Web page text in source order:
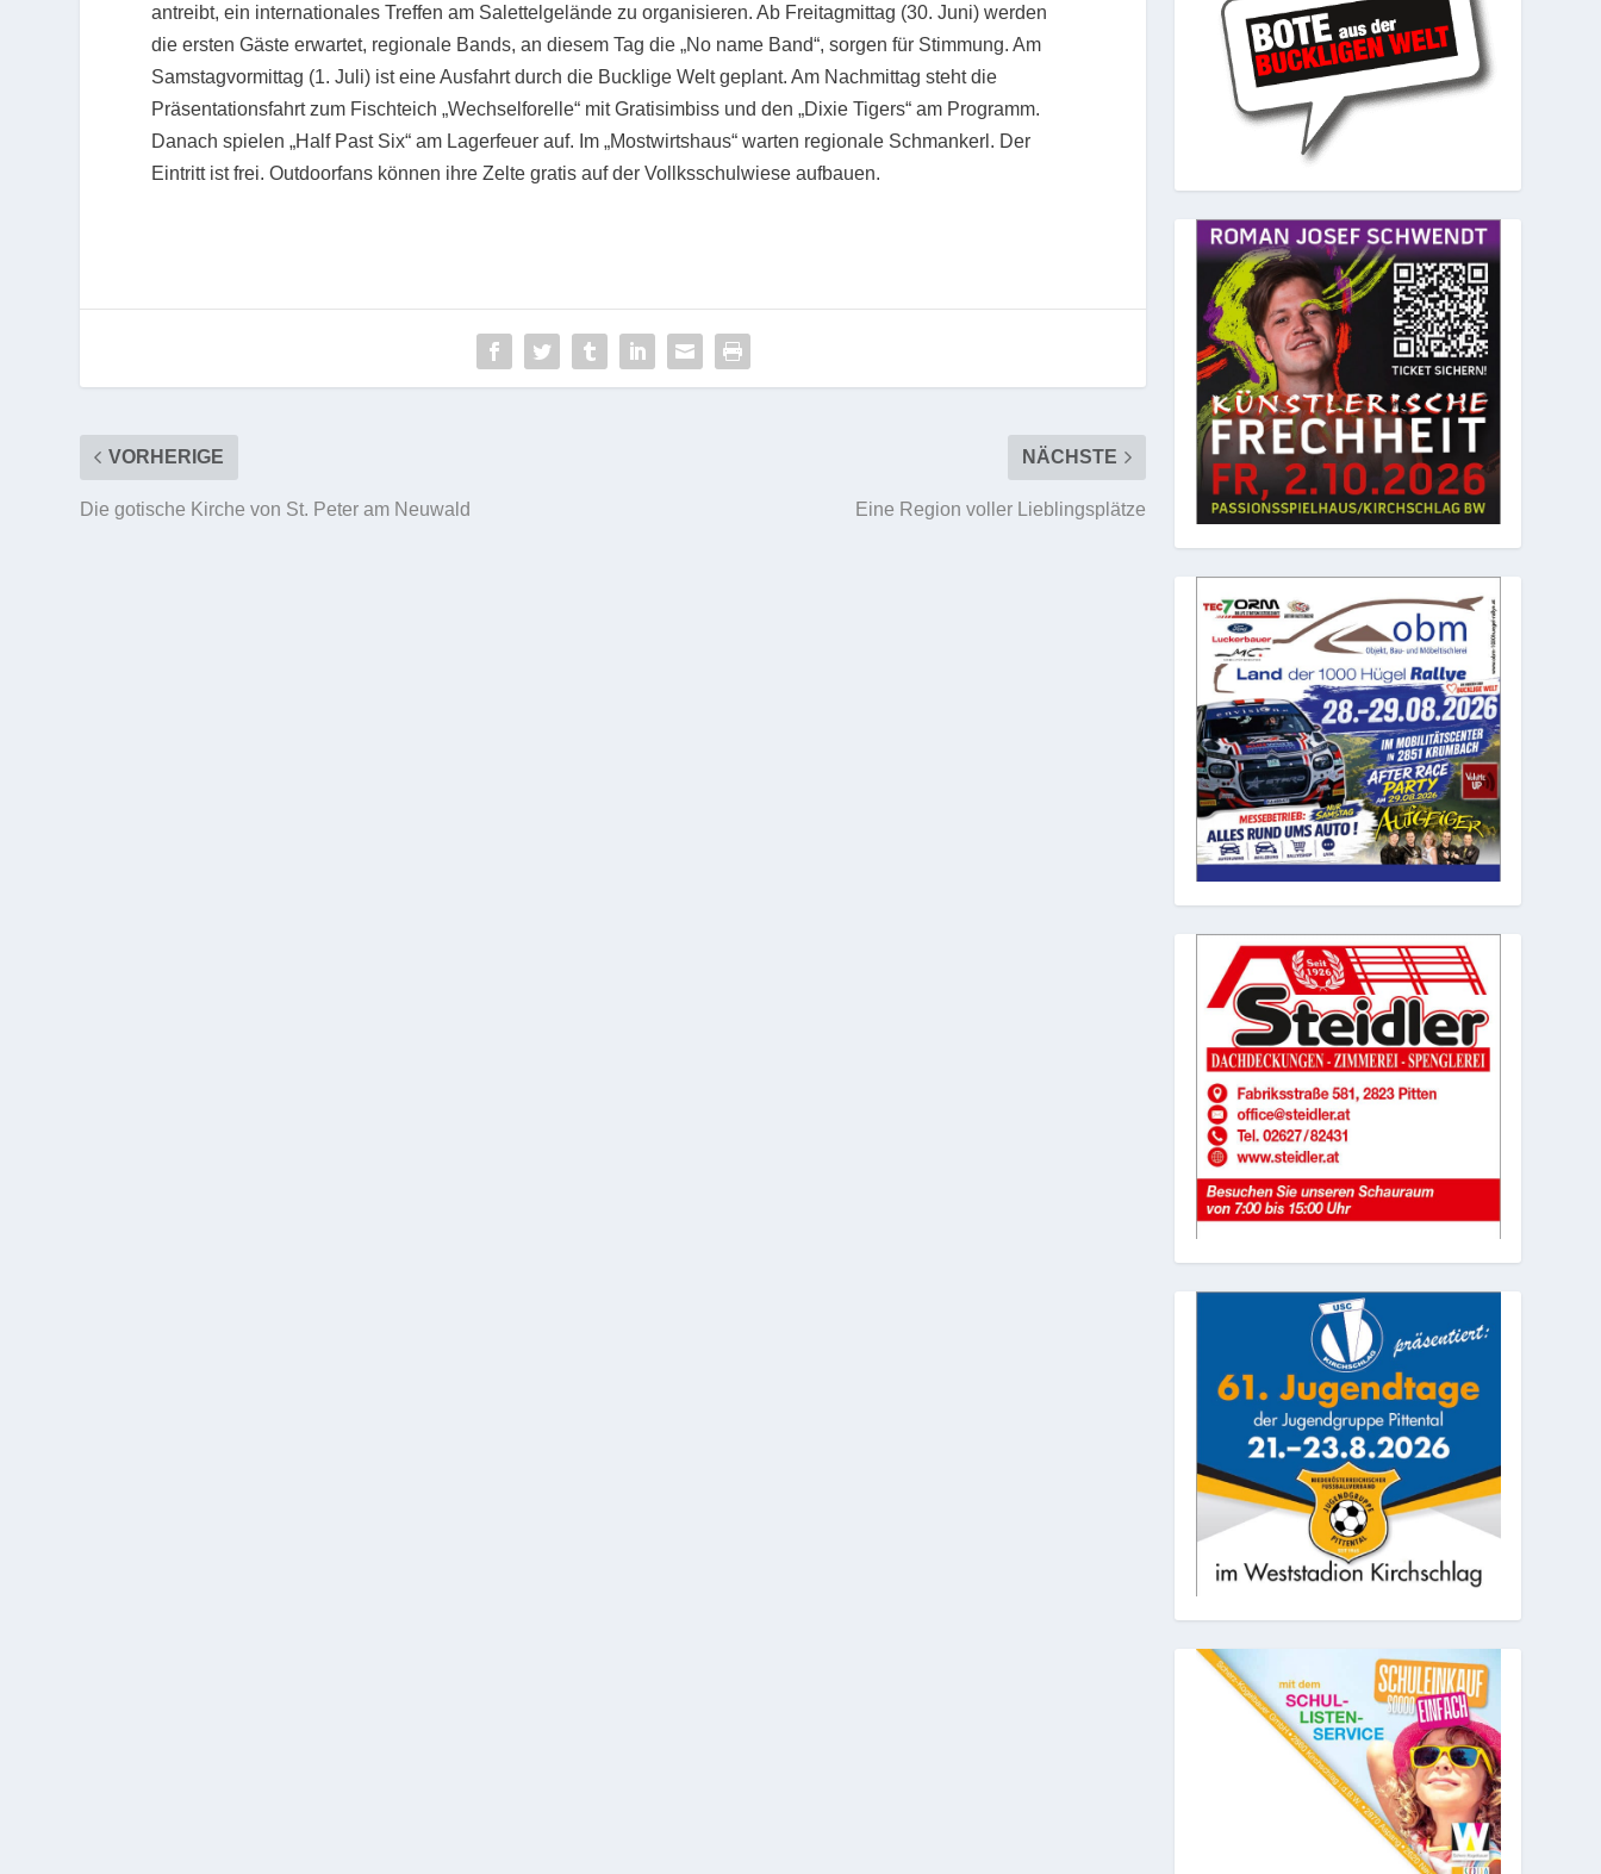
antreibt, ein internationales Treffen am Salettelgelände zu organisieren. Ab Freitagmittag (30. Juni) werden
die ersten Gäste erwartet, regionale Bands, an diesem Tag die „No name Band“, sorgen für Stimmung. Am
Samstagvormittag (1. Juli) ist eine Ausfahrt durch die Bucklige Welt geplant. Am Nachmittag steht die
Präsentationsfahrt zum Fischteich „Wechselforelle“ mit Gratisimbiss und den „Dixie Tigers“ am Programm.
Danach spielen „Half Past Six“ am Lagerfeuer auf. Im „Mostwirtshaus“ warten regionale Schmankerl. Der
Eintritt ist frei. Outdoorfans können ihre Zelte gratis auf der Vollksschulwiese aufbauen.
VORHERIGE
Die gotische Kirche von St. Peter am Neuwald
NÄCHSTE
Eine Region voller Lieblingsplätze